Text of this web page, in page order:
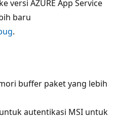
versi AZURE App Service
baru
.
buffer paket yang lebih
autentikasi MSI untuk